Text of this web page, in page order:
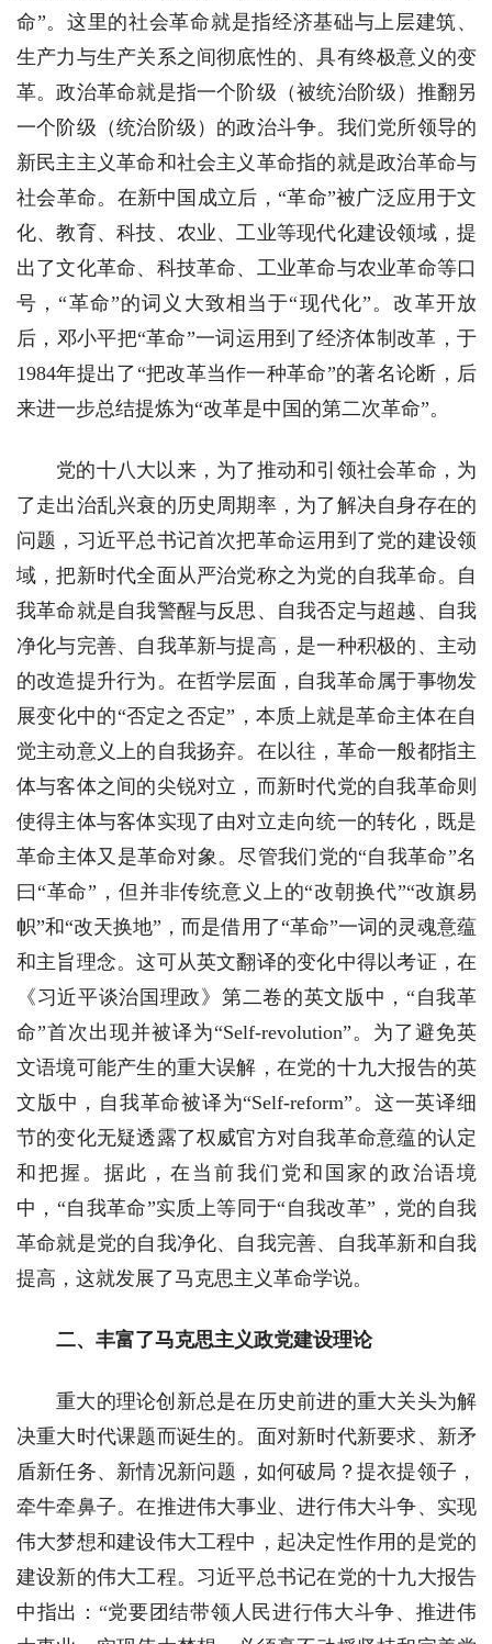
命”。这里的社会革命就是指经济基础与上层建筑、
生产力与生产关系之间彻底性的、具有终极意义的变
革。政治革命就是指一个阶级（被统治阶级）推翻另
一个阶级（统治阶级）的政治斗争。我们党所领导的
新民主主义革命和社会主义革命指的就是政治革命与
社会革命。在新中国成立后，“革命”被广泛应用于文
化、教育、科技、农业、工业等现代化建设领域，提
出了文化革命、科技革命、工业革命与农业革命等口
号，“革命”的词义大致相当于“现代化”。改革开放
后，邓小平把“革命”一词运用到了经济体制改革，于
1984年提出了“把改革当作一种革命”的著名论断，后
来进一步总结提炼为“改革是中国的第二次革命”。
党的十八大以来，为了推动和引领社会革命，为
了走出治乱兴衰的历史周期率，为了解决自身存在的
问题，习近平总书记首次把革命运用到了党的建设领
域，把新时代全面从严治党称之为党的自我革命。自
我革命就是自我警醒与反思、自我否定与超越、自我
净化与完善、自我革新与提高，是一种积极的、主动
的改造提升行为。在哲学层面，自我革命属于事物发
展变化中的“否定之否定”，本质上就是革命主体在自
觉主动意义上的自我扬弃。在以往，革命一般都指主
体与客体之间的尖锐对立，而新时代党的自我革命则
使得主体与客体实现了由对立走向统一的转化，既是
革命主体又是革命对象。尽管我们党的“自我革命”名
曰“革命”，但并非传统意义上的“改朝换代”“改旗易
帜”和“改天换地”，而是借用了“革命”一词的灵魂意蕴
和主旨理念。这可从英文翻译的变化中得以考证，在
《习近平谈治国理政》第二卷的英文版中，“自我革
命”首次出现并被译为“Self-revolution”。为了避免英
文语境可能产生的重大误解，在党的十九大报告的英
文版中，自我革命被译为“Self-reform”。这一英译细
节的变化无疑透露了权威官方对自我革命意蕴的认定
和把握。据此，在当前我们党和国家的政治语境
中，“自我革命”实质上等同于“自我改革”，党的自我
革命就是党的自我净化、自我完善、自我革新和自我
提高，这就发展了马克思主义革命学说。
二、丰富了马克思主义政党建设理论
重大的理论创新总是在历史前进的重大关头为解
决重大时代课题而诞生的。面对新时代新要求、新矛
盾新任务、新情况新问题，如何破局？提衣提领子，
牵牛牵鼻子。在推进伟大事业、进行伟大斗争、实现
伟大梦想和建设伟大工程中，起决定性作用的是党的
建设新的伟大工程。习近平总书记在党的十九大报告
中指出：“党要团结带领人民进行伟大斗争、推进伟